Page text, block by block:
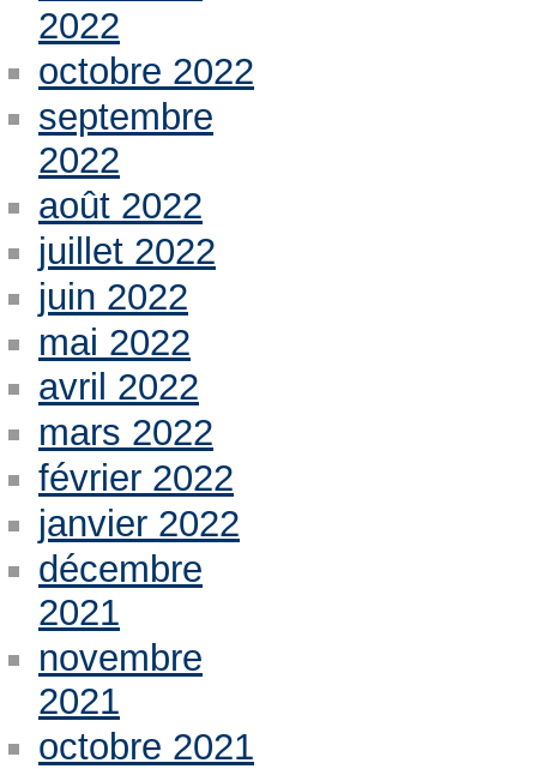
2022
octobre 2022
septembre
2022
août 2022
juillet 2022
juin 2022
mai 2022
avril 2022
mars 2022
février 2022
janvier 2022
décembre
2021
novembre
2021
octobre 2021